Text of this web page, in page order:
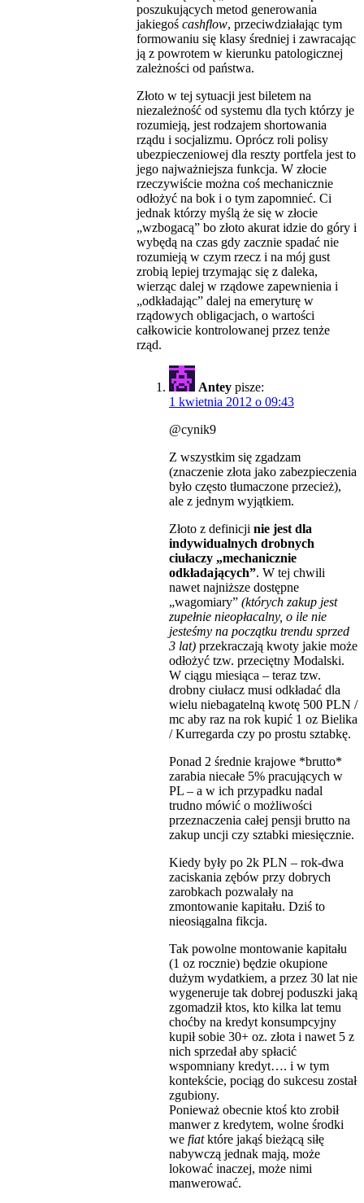
poszukujących metod generowania
jakiegoś cashflow, przeciwdziałając tym
formowaniu się klasy średniej i zawracając
ją z powrotem w kierunku patologicznej
zależności od państwa.
Złoto w tej sytuacji jest biletem na
niezależność od systemu dla tych którzy je
rozumieją, jest rodzajem shortowania
rządu i socjalizmu. Oprócz roli polisy
ubezpieczeniowej dla reszty portfela jest to
jego najważniejsza funkcja. W złocie
rzeczywiście można coś mechanicznie
odłożyć na bok i o tym zapomnieć. Ci
jednak którzy myślą że się w złocie
„wzbogacą” bo złoto akurat idzie do góry i
wybędą na czas gdy zacznie spadać nie
rozumieją w czym rzecz i na mój gust
zrobią lepiej trzymając się z daleka,
wierząc dalej w rządowe zapewnienia i
„odkładając” dalej na emeryturę w
rządowych obligacjach, o wartości
całkowicie kontrolowanej przez tenże
rząd.
Antey pisze:
1 kwietnia 2012 o 09:43
@cynik9
Z wszystkim się zgadzam
(znaczenie złota jako zabezpieczenia
było często tłumaczone przecież),
ale z jednym wyjątkiem.
Złoto z definicji nie jest dla
indywidualnych drobnych
ciułaczy „mechanicznie
odkładających”. W tej chwili
nawet najniższe dostępne
„wagomiary” (których zakup jest
zupełnie nieopłacalny, o ile nie
jesteśmy na początku trendu sprzed
3 lat) przekraczają kwoty jakie może
odłożyć tzw. przeciętny Modalski.
W ciągu miesiąca – teraz tzw.
drobny ciułacz musi odkładać dla
wielu niebagatelną kwotę 500 PLN /
mc aby raz na rok kupić 1 oz Bielika
/ Kurregarda czy po prostu sztabkę.
Ponad 2 średnie krajowe *brutto*
zarabia niecałe 5% pracujących w
PL – a w ich przypadku nadal
trudno mówić o możliwości
przeznaczenia całej pensji brutto na
zakup uncji czy sztabki miesięcznie.
Kiedy były po 2k PLN – rok-dwa
zaciskania zębów przy dobrych
zarobkach pozwalały na
zmontowanie kapitału. Dziś to
nieosiągalna fikcja.
Tak powolne montowanie kapitału
(1 oz rocznie) będzie okupione
dużym wydatkiem, a przez 30 lat nie
wygeneruje tak dobrej poduszki jaką
zgomadził ktos, kto kilka lat temu
choćby na kredyt konsumpcyjny
kupił sobie 30+ oz. złota i nawet 5 z
nich sprzedał aby spłacić
wspomniany kredyt…. i w tym
kontekście, pociąg do sukcesu został
zgubiony.
Ponieważ obecnie ktoś kto zrobił
manwer z kredytem, wolne środki
we fiatktóre jakąś bieżącą siłę
nabywczą jednak mają, może
lokować inaczej, może nimi
manwerować.